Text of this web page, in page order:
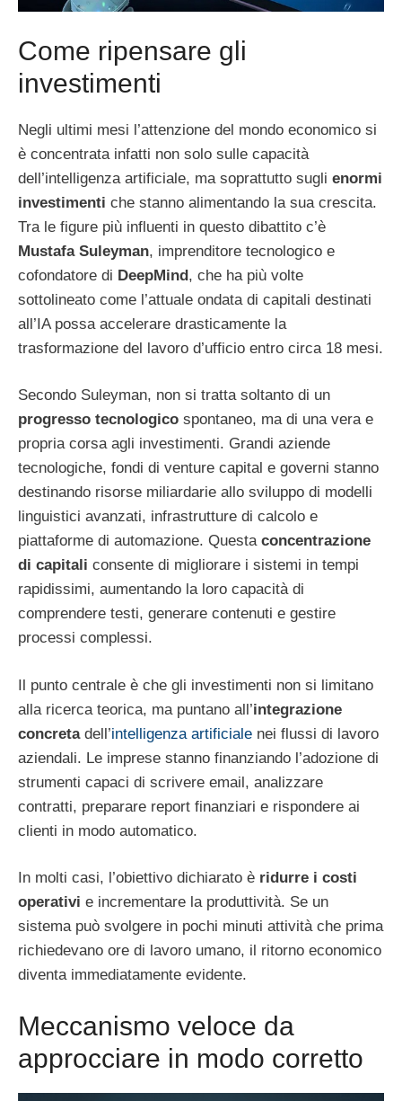
Come ripensare gli
investimenti
Negli ultimi mesi l’attenzione del mondo economico si
è concentrata infatti non solo sulle capacità
dell’intelligenza artificiale, ma soprattutto sugli enormi
investimenti che stanno alimentando la sua crescita.
Tra le figure più influenti in questo dibattito c’è
Mustafa Suleyman, imprenditore tecnologico e
cofondatore di DeepMind, che ha più volte
sottolineato come l’attuale ondata di capitali destinati
all’IA possa accelerare drasticamente la
trasformazione del lavoro d’ufficio entro circa 18 mesi.
Secondo Suleyman, non si tratta soltanto di un
progresso tecnologico spontaneo, ma di una vera e
propria corsa agli investimenti. Grandi aziende
tecnologiche, fondi di venture capital e governi stanno
destinando risorse miliardarie allo sviluppo di modelli
linguistici avanzati, infrastrutture di calcolo e
piattaforme di automazione. Questa concentrazione
di capitali consente di migliorare i sistemi in tempi
rapidissimi, aumentando la loro capacità di
comprendere testi, generare contenuti e gestire
processi complessi.
Il punto centrale è che gli investimenti non si limitano
alla ricerca teorica, ma puntano all’integrazione
concretadell’intelligenza artificiale nei flussi di lavoro
aziendali. Le imprese stanno finanziando l’adozione di
strumenti capaci di scrivere email, analizzare
contratti, preparare report finanziari e rispondere ai
clienti in modo automatico.
In molti casi, l’obiettivo dichiarato è ridurre i costi
operativi e incrementare la produttività. Se un
sistema può svolgere in pochi minuti attività che prima
richiedevano ore di lavoro umano, il ritorno economico
diventa immediatamente evidente.
Meccanismo veloce da
approcciare in modo corretto